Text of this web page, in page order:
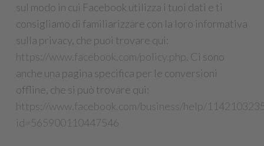
sul modo in cui Facebook utilizza i tuoi dati e ti
consigliamo di familiarizzare con la loro informativa
sulla privacy, che puoi trovare qui:
https://www.facebook.com/policy.php. Ci sono
anche una pagina specifica per le conversioni
offline, che si può trovare qui:
https://www.facebook.com/business/help/
id=565900110447546